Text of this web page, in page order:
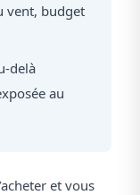
vent, budget
delà
au
et vous